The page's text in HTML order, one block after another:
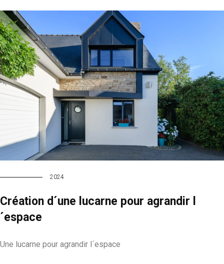
2024
Création d´une lucarne pour agrandir l
´espace
Une lucarne pour agrandir l´espace